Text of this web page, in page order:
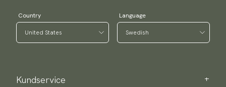
Country Language
Kundservice